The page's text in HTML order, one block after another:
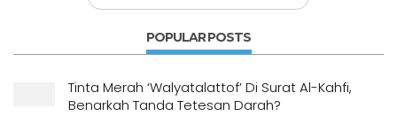
POPULAR POSTS
Tinta Merah ‘Walyatalattof’ Di Surat Al-Kahfi,
Benarkah Tanda Tetesan Darah?